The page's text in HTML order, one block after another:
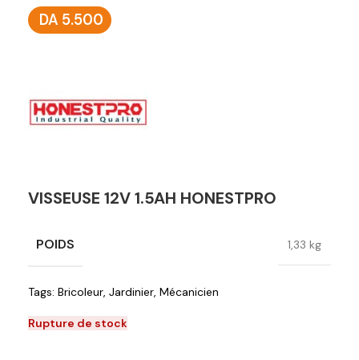
DA 5.500
VISSEUSE 12V 1.5AH HONESTPRO
POIDS 1,33 kg
Tags: Bricoleur, Jardinier, Mécanicien
Rupture de stock